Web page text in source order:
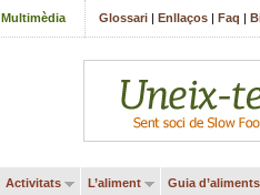
Multimèdia Glossari | Enllaços | Faq |
Activitats L’aliment Guia d’aliments